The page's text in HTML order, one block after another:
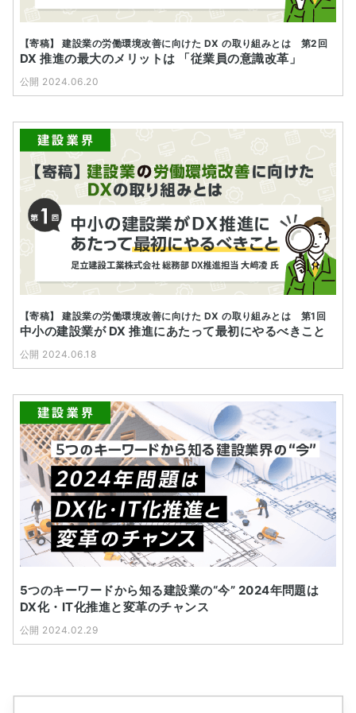
【寄稿】 建設業の労働環境改善に向けた DX の取り組みとは 第2回
DX 推進の最大のメリットは 「従業員の意識改革」
公開 2024.06.20
【寄稿】 建設業の労働環境改善に向けた DX の取り組みとは 第1回
中小の建設業が DX 推進にあたって最初にやるべきこと
公開 2024.06.18
5つのキーワードから知る建設業の“今” 2024年問題は
DX化・IT化推進と変革のチャンス
公開 2024.02.29